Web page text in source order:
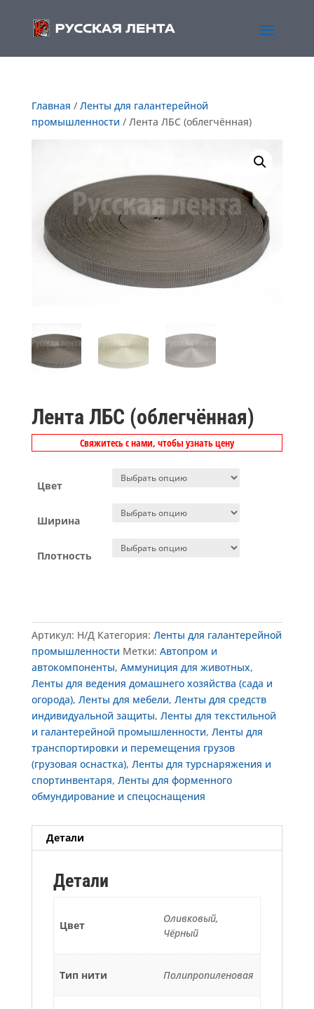
Главная / Ленты для галантерейной
промышленности / Лента ЛБС (облегчённая)
Лента ЛБС (облегчённая)
Свяжитесь с нами, чтобы узнать цену
Цвет
Ширина
Плотность
Артикул: Н/Д Категория: Ленты для галантерейной
промышленности Метки: Автопром и
автокомпоненты, Аммуниция для животных,
Ленты для ведения домашнего хозяйства (сада и
огорода), Ленты для мебели, Ленты для средств
индивидуальной защиты, Ленты для текстильной
и галантерейной промышленности, Ленты для
транспортировки и перемещения грузов
(грузовая оснастка), Ленты для турснаряжения и
спортинвентаря, Ленты для форменного
обмундирование и спецоснащения
Детали
Детали
Цвет
Оливковый,
Чёрный
Тип нити Полипропиленовая